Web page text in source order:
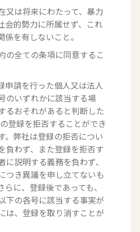
又は将来にわたって、暴力
会的勢力に所属せず、これ
係を有しないこと。
の全ての条項に同意するこ
申請を行った個人又は法人
のいずれかに該当する場
るおそれがあると判断した
登録を拒否することができ
。弊社は登録の拒否につい
負わず、また登録を拒否す
に説明する義務を負わず、
つき異議を申し立てないも
らに、登録後であっても、
下の各号に該当する事実が
は、登録を取り消すことが